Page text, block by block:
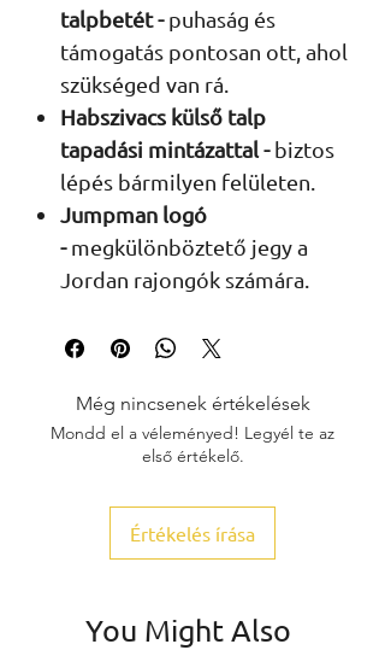
talpbetét -puhaság és
támogatás pontosan ott, ahol
szükséged van rá.
Habszivacs külső talp
tapadási mintázattal -biztos
lépés bármilyen felületen.
Jumpman logó
-megkülönböztető jegy a
Jordan rajongók számára.
Még nincsenek értékelések
Mondd el a véleményed! Legyél te az
első értékelő.
Értékelés írása
You Might Also